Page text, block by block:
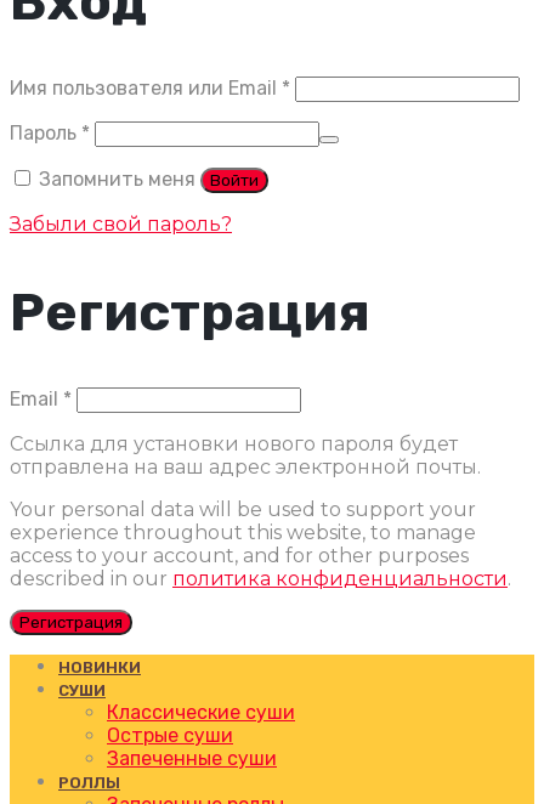
Имя пользователя или Email *
Пароль *
Запомнить меня Войти
Забыли свой пароль?
Регистрация
Email *
Ссылка для установки нового пароля будет
отправлена ​​на ваш адрес электронной почты.
Your personal data will be used to support your
experience throughout this website, to manage
access to your account, and for other purposes
described in our политика конфиденциальности.
Регистрация
НОВИНКИ
СУШИ
Классические суши
Острые суши
Запеченные суши
РОЛЛЫ